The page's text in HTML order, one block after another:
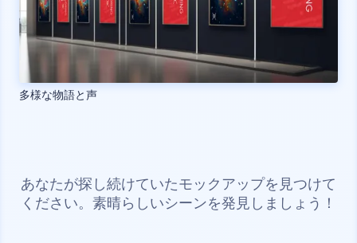
多様な物語と声
あなたが探し続けていたモックアップを見つけて
ください。素晴らしいシーンを発見しましょう！